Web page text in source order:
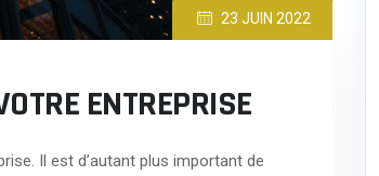
23 JUIN 2022
ENTREPRISE
Il est d’autant plus important de